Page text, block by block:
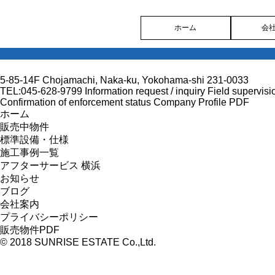
ホーム 会
5-85-14F Chojamachi, Naka-ku, Yokohama-shi 231-0033
TEL:045-628-9799 Information request / inquiry Field
Confirmation of enforcement status Company Profile PDF
ホーム
販売中物件
標準設備・仕様
施工事例一覧
アフターサービス 横浜
お知らせ
ブログ
会社案内
プライバシーポリシー
販売物件PDF
© 2018 SUNRISE ESTATE Co.,Ltd.